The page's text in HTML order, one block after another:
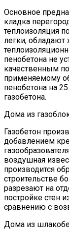
Основное
кладка
теплоизоляция
легки,
пенобетона не
качественным
применяемому
пенобетона на
газобетона.
Дома из
Газобетон
добавлением
воздушная
производится
строительстве
разрезают на
постройке стен
сравнению с
Дома из